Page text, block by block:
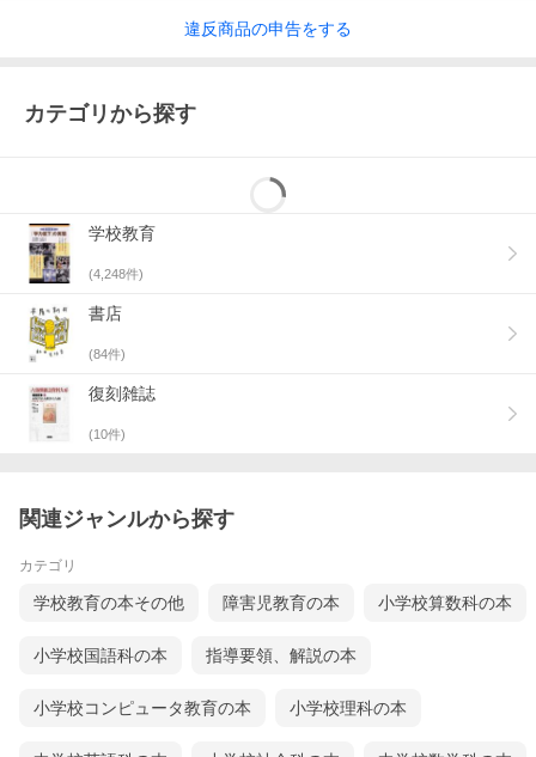
違反商品の申告をする
カテゴリから探す
学校教育
(4,248件)
書店
(84件)
復刻雑誌
(10件)
関連ジャンルから探す
カテゴリ
学校教育の本その他 障害児教育の本 小学校算数科の本
小学校国語科の本 指導要領、解説の本
小学校コンピュータ教育の本 小学校理科の本